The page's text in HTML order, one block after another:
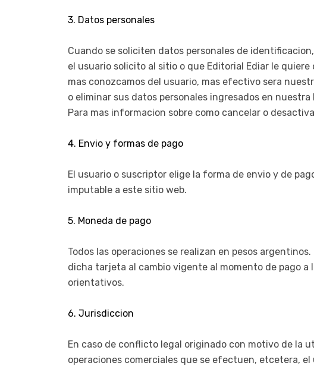
3. Datos personales
Cuando se soliciten datos personales de
el usuario solicito al sitio o que Editorial Ediar le
mas conozcamos del usuario, mas efectivo sera
o eliminar sus datos personales ingresados en
Para mas informacion sobre como cancelar o
4. Envio y formas de pago
El usuario o suscriptor elige la forma de envio y de
imputable a este sitio web.
5. Moneda de pago
Todos las operaciones se realizan en pesos
dicha tarjeta al cambio vigente al momento de pago a
orientativos.
6. Jurisdiccion
En caso de conflicto legal originado con motivo de la
operaciones comerciales que se efectuen, etcetera,